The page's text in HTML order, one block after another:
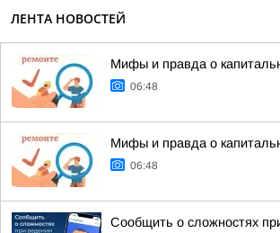
ЛЕНТА НОВОСТЕЙ
Мифы и правда о
06:48
Мифы и правда о
06:48
Сообщить о сложностях